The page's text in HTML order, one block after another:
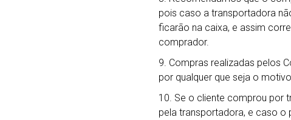
pois caso a transportadora
ficarão na caixa, e assim
comprador.
9. Compras realizadas pelos
por qualquer que seja o motivo.
10. Se o cliente comprou por
pela transportadora, e caso o